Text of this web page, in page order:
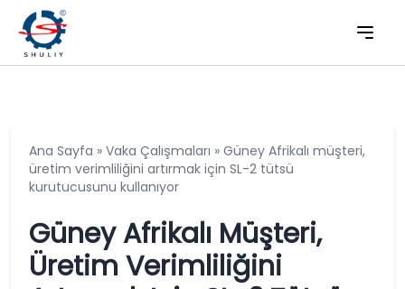
Ana Sayfa » Vaka Çalışmaları » Güney Afrikalı müşteri,
üretim verimliliğini artırmak için SL-2 tütsü
kurutucusunu kullanıyor
Güney Afrikalı Müşteri,
Üretim Verimliliğini